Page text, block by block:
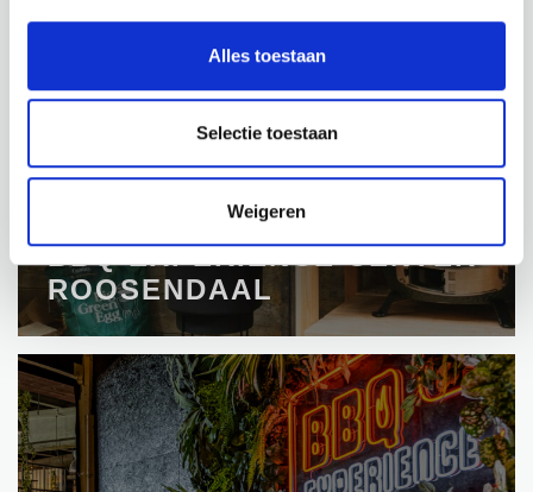
Alles toestaan
Selectie toestaan
Weigeren
COMPLEET PLANTENPLAN
BBQ EXPERIENCE CENTER
ROOSENDAAL